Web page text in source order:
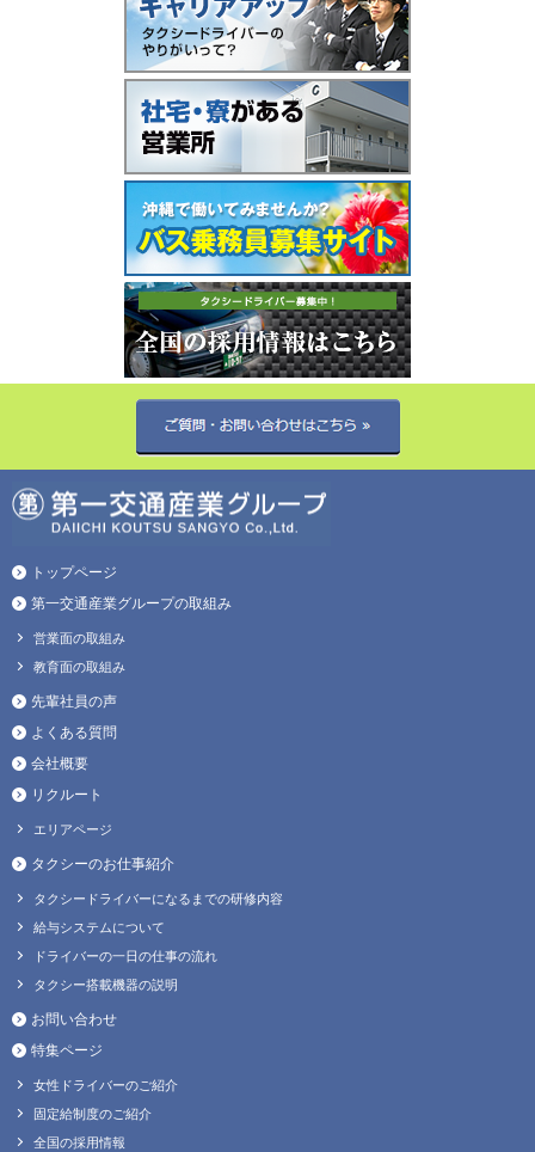
トップページ
第一交通産業グループの取組み
営業面の取組み
教育面の取組み
先輩社員の声
よくある質問
会社概要
リクルート
エリアページ
タクシーのお仕事紹介
タクシードライバーになるまでの研修内容
給与システムについて
ドライバーの一日の仕事の流れ
タクシー搭載機器の説明
お問い合わせ
特集ページ
女性ドライバーのご紹介
固定給制度のご紹介
全国の採用情報